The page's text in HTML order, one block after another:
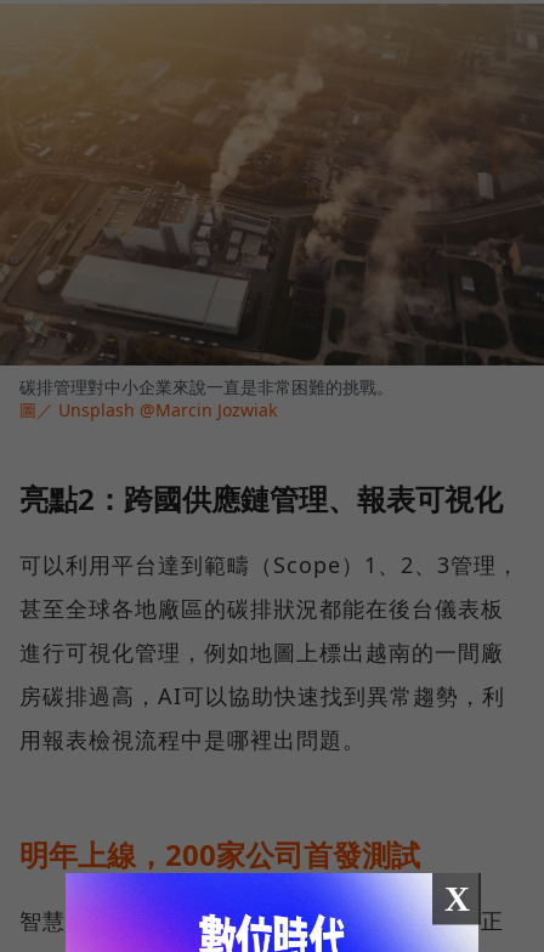
碳排管理對中小企業來說一直是非常困難的挑戰。
圖／ Unsplash @Marcin Jozwiak
亮點2：跨國供應鏈管理、報表可視化
可以利用平台達到範疇（Scope）1、2、3管理，
甚至全球各地廠區的碳排狀況都能在後台儀表板
進行可視化管理，例如地圖上標出越南的一間廠
房碳排過高，AI可以協助快速找到異常趨勢，利
用報表檢視流程中是哪裡出問題。
明年上線，200家公司首發測試
智慧零碳平台已在最後驗證階段，預計明年中正
X